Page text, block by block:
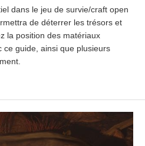
dans le jeu de survie/craft open
de déterrer les trésors et
la position des matériaux
ce guide, ainsi que plusieurs